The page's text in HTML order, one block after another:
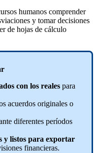
humanos comprender
y tomar decisiones
de hojas de cálculo
con los reales para
acuerdos originales o
diferentes períodos
y listos para exportar
financieras.